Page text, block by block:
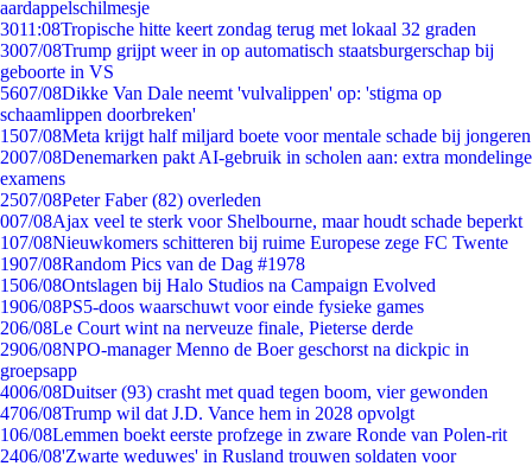
aardappelschilmesje
3011:08Tropische hitte keert zondag terug met lokaal 32 graden
3007/08Trump grijpt weer in op automatisch staatsburgerschap bij
geboorte in VS
5607/08Dikke Van Dale neemt 'vulvalippen' op: 'stigma op
schaamlippen doorbreken'
1507/08Meta krijgt half miljard boete voor mentale schade bij jongeren
2007/08Denemarken pakt AI-gebruik in scholen aan: extra mondelinge
examens
2507/08Peter Faber (82) overleden
007/08Ajax veel te sterk voor Shelbourne, maar houdt schade beperkt
107/08Nieuwkomers schitteren bij ruime Europese zege FC Twente
1907/08Random Pics van de Dag #1978
1506/08Ontslagen bij Halo Studios na Campaign Evolved
1906/08PS5-doos waarschuwt voor einde fysieke games
206/08Le Court wint na nerveuze finale, Pieterse derde
2906/08NPO-manager Menno de Boer geschorst na dickpic in
groepsapp
4006/08Duitser (93) crasht met quad tegen boom, vier gewonden
4706/08Trump wil dat J.D. Vance hem in 2028 opvolgt
106/08Lemmen boekt eerste profzege in zware Ronde van Polen-rit
2406/08'Zwarte weduwes' in Rusland trouwen soldaten voor